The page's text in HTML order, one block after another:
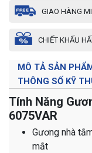
GIAO HÀNG
CHIẾT KHẤU
MÔ TẢ SẢN
THÔNG SỐ KỸ
Tính Năng
6075VAR
Gương nhà
mắt